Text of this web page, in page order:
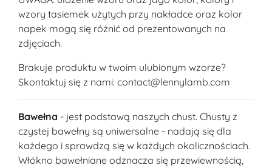
wzory tasiemek użytych przy nakładce oraz kolor
napek mogą się różnić od prezentowanych na
zdjęciach.
Brakuje produktu w twoim ulubionym wzorze?
Skontaktuj się z nami: contact@lennylamb.com
Bawełna - jest podstawą naszych chust. Chusty z
czystej bawełny są uniwersalne - nadają się dla
każdego i sprawdzą się w każdych okolicznościach.
Włókno bawełniane odznacza się przewiewnością,